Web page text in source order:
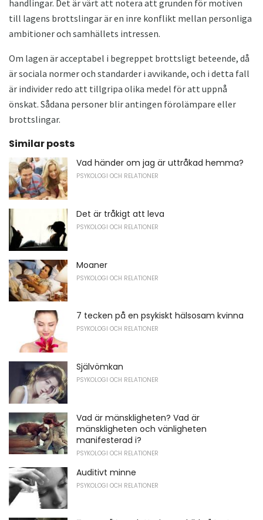
handlingar. Det är värt att notera att grunden för motiven
till lagens brottslingar är en inre konflikt mellan personliga
ambitioner och samhällets intressen.
Om lagen är acceptabel i begreppet brottsligt beteende, då
är sociala normer och standarder i avvikande, och i detta fall
är individer redo att tillgripa olika medel för att uppnå
önskat. Sådana personer blir antingen förolämpare eller
brottslingar.
Similar posts
Vad händer om jag är uttråkad hemma?
PSYKOLOGI OCH RELATIONER
Det är tråkigt att leva
PSYKOLOGI OCH RELATIONER
Moaner
PSYKOLOGI OCH RELATIONER
7 tecken på en psykiskt hälsosam kvinna
PSYKOLOGI OCH RELATIONER
Självömkan
PSYKOLOGI OCH RELATIONER
Vad är mänskligheten? Vad är
mänskligheten och vänligheten
manifesterad i?
PSYKOLOGI OCH RELATIONER
Auditivt minne
PSYKOLOGI OCH RELATIONER